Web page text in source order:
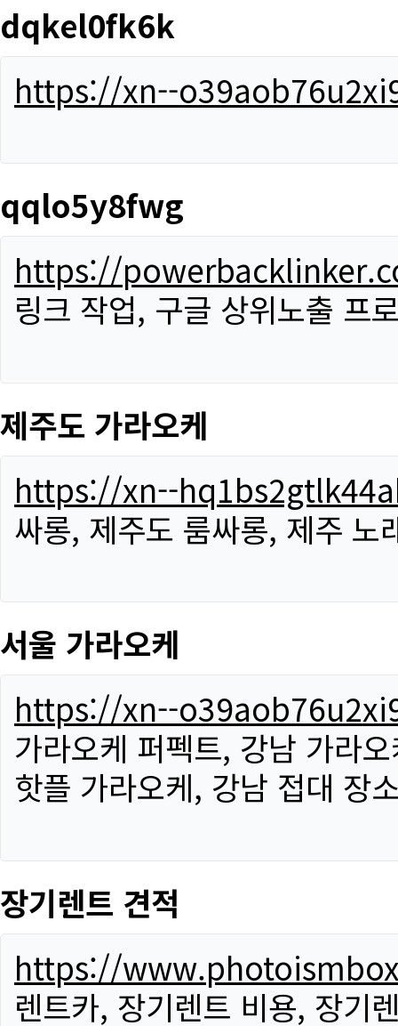
dqkel0fk6k
https://xn--
qqlo5y8fwg
https://
링크 작업, 구글 상위노출 프
제주도 가라오케
https://xn--
싸롱, 제주도 룸싸롱, 제주 노
서울 가라오케
https://xn--
가라오케 퍼펙트, 강남 가라
핫플 가라오케, 강남 접대 장
장기렌트 견적
https://
렌트카, 장기렌트 비용, 장기